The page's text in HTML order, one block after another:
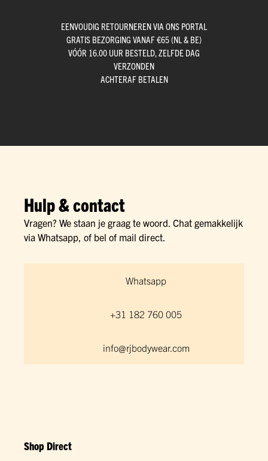
EENVOUDIG RETOURNEREN VIA ONS PORTAL
GRATIS BEZORGING VANAF €65 (NL & BE)
VÓÓR 16.00 UUR BESTELD, ZELFDE DAG
VERZONDEN
ACHTERAF BETALEN
Hulp & contact
Vragen? We staan je graag te woord. Chat gemakkelijk
via Whatsapp, of bel of mail direct.
Whatsapp
+31 182 760 005
info@rjbodywear.com
Shop Direct